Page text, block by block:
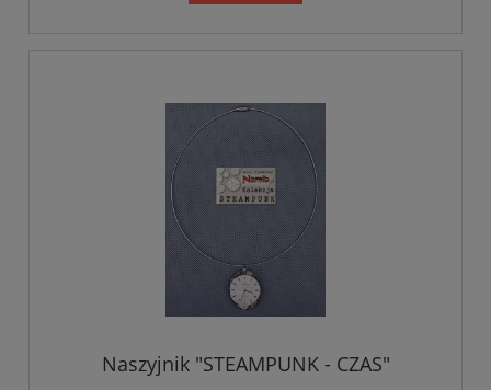
Naszyjnik "STEAMPUNK - CZAS"